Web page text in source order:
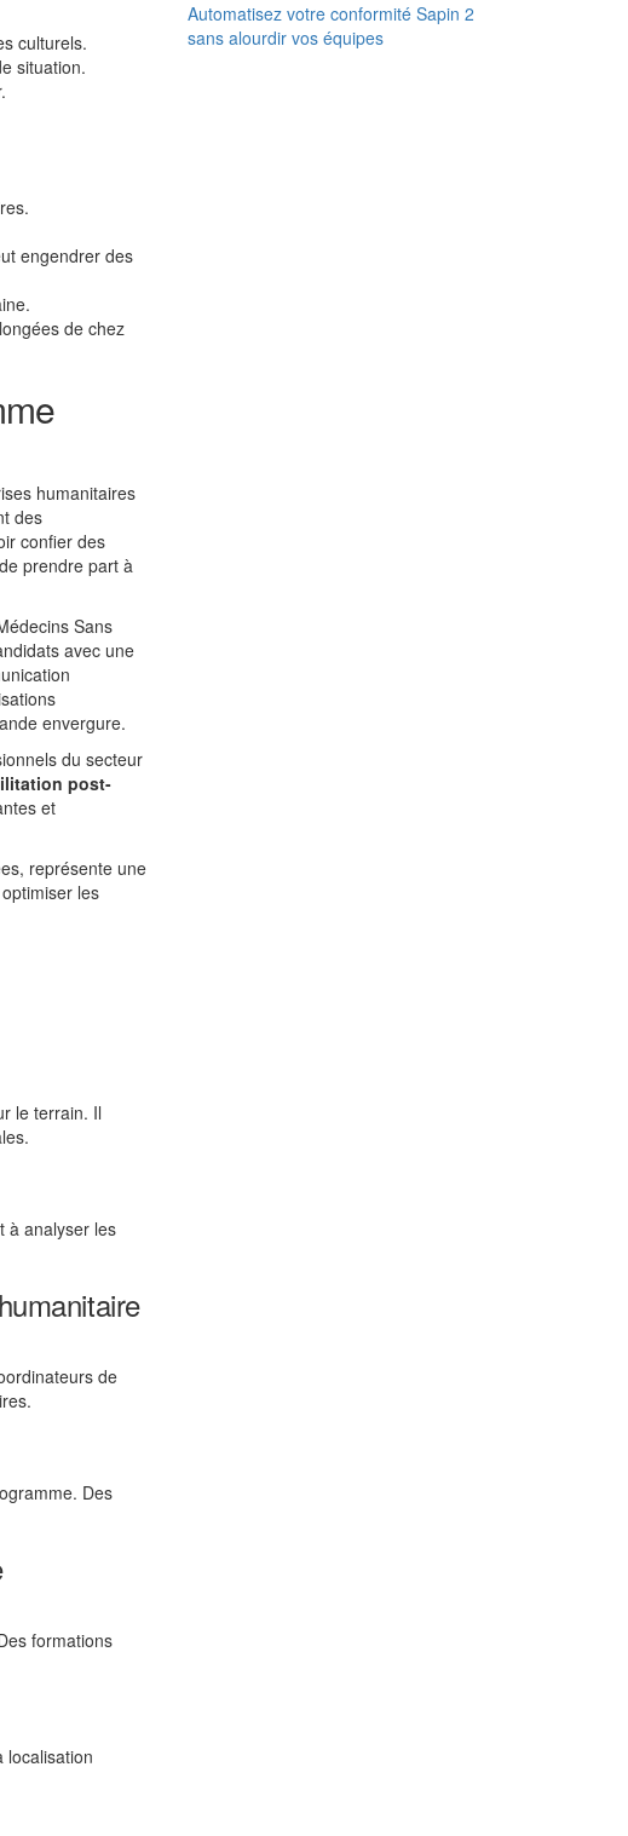
culturels.
situation.
engendrer des
de chez
humanitaires
des
confier des
prendre part à
Sans
avec une
envergure.
du secteur
post-
et
représente une
les
le terrain. Il
à analyser les
de
Des
formations
localisation
Automatisez votre conformité Sapin 2
sans alourdir vos équipes